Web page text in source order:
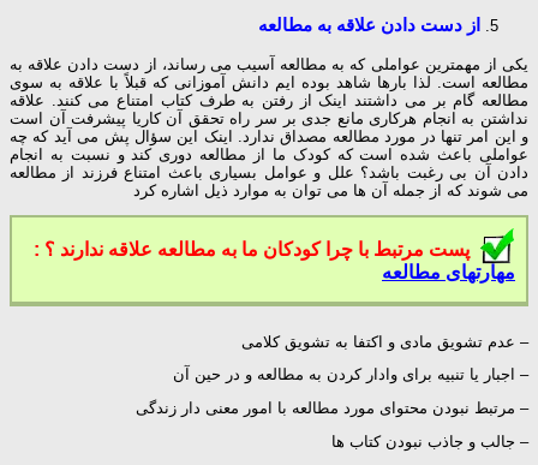
از دست دادن علاقه به مطالعه
یکی از مهمترین عواملی که به مطالعه آسیب می رساند، از دست دادن علاقه به
مطالعه است. لذا بارها شاهد بوده ایم دانش آموزانی که قبلاً با علاقه به سوی
مطالعه گام بر می داشتند اینک از رفتن به طرف کتاب امتناع می کنند. علاقه
نداشتن به انجام هرکاری مانع جدی بر سر راه تحقق آن کاریا پیشرفت آن است
و این امر تنها در مورد مطالعه مصداق ندارد. اینک این سؤال پش می آید که چه
عواملی باعث شده است که کودک ما از مطالعه دوری کند و نسبت به انجام
دادن آن بی رغبت باشد؟ علل و عوامل بسیاری باعث امتناع فرزند از مطالعه
می شوند که از جمله آن ها می توان به موارد ذیل اشاره کرد
پست مرتبط با چرا کودکان ما به مطالعه علاقه ندارند ؟ :
مهارتهای مطالعه
– عدم تشویق مادی و اکتفا به تشویق کلامی
– اجبار یا تنبیه برای وادار کردن به مطالعه و در حین آن
– مرتبط نبودن محتوای مورد مطالعه با امور معنی دار زندگی
– جالب و جاذب نبودن کتاب ها